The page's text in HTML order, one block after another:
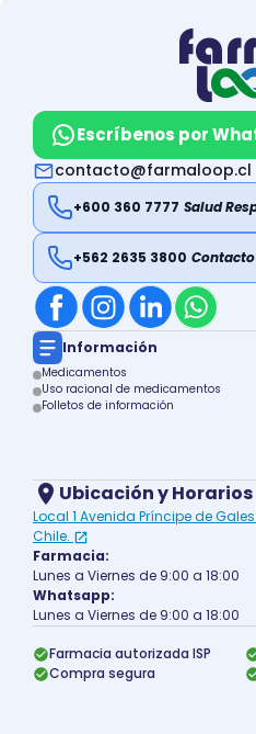
Escríbenos por
contacto@farmaloop.cl
+600 360 7777 Salud
+562 2635 3800 Contacto
Información
Medicamentos
Uso racional de medicamentos
Folletos de información
Ubicación y Horarios
Local 1 Avenida Príncipe de
Chile.
Farmacia:
Lunes a Viernes de 9:00 a 18:00
Whatsapp:
Lunes a Viernes de 9:00 a 18:00
Farmacia autorizada ISP
Compra segura